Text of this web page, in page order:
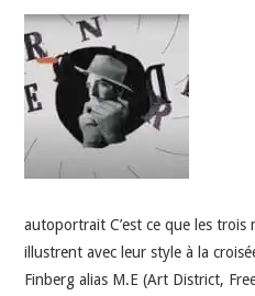
INDÉPENDANTS
DOKO
autoportrait C’est ce que les trois
illustrent avec leur style à la
Finberg alias M.E (Art District,